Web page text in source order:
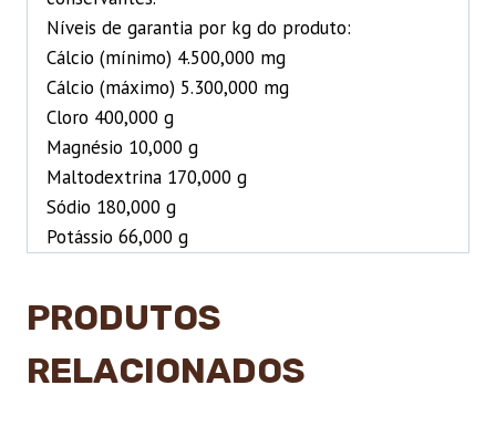
Níveis de garantia por kg do produto:
Cálcio (mínimo) 4.500,000 mg
Cálcio (máximo) 5.300,000 mg
Cloro 400,000 g
Magnésio 10,000 g
Maltodextrina 170,000 g
Sódio 180,000 g
Potássio 66,000 g
PRODUTOS
RELACIONADOS